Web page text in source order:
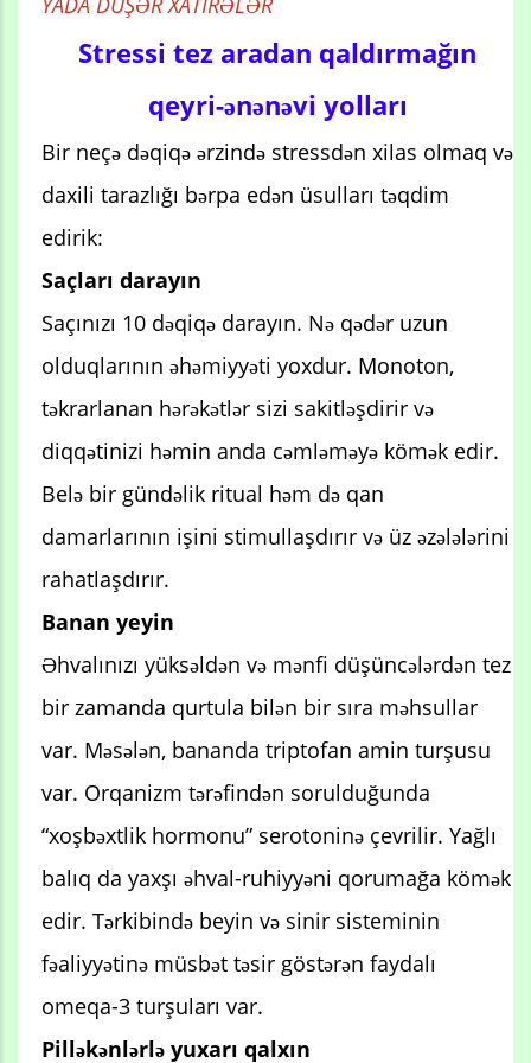
Stressi tez aradan qaldırmağın
qeyri-ənənəvi yolları
Bir neçə dəqiqə ərzində stressdən xilas olmaq və
daxili tarazlığı bərpa edən üsulları təqdim
edirik:
Saçları darayın
Saçınızı 10 dəqiqə darayın. Nə qədər uzun
olduqlarının əhəmiyyəti yoxdur. Monoton,
təkrarlanan hərəkətlər sizi sakitləşdirir və
diqqətinizi həmin anda cəmləməyə kömək edir.
Belə bir gündəlik ritual həm də qan
damarlarının işini stimullaşdırır və üz əzələlərini
rahatlaşdırır.
Banan yeyin
Əhvalınızı yüksəldən və mənfi düşüncələrdən tez
bir zamanda qurtula bilən bir sıra məhsullar
var. Məsələn, bananda triptofan amin turşusu
var. Orqanizm tərəfindən sorulduğunda
“xoşbəxtlik hormonu” serotoninə çevrilir. Yağlı
balıq da yaxşı əhval-ruhiyyəni qorumağa kömək
edir. Tərkibində beyin və sinir sisteminin
fəaliyyətinə müsbət təsir göstərən faydalı
omeqa-3 turşuları var.
Pilləkənlərlə yuxarı qalxın